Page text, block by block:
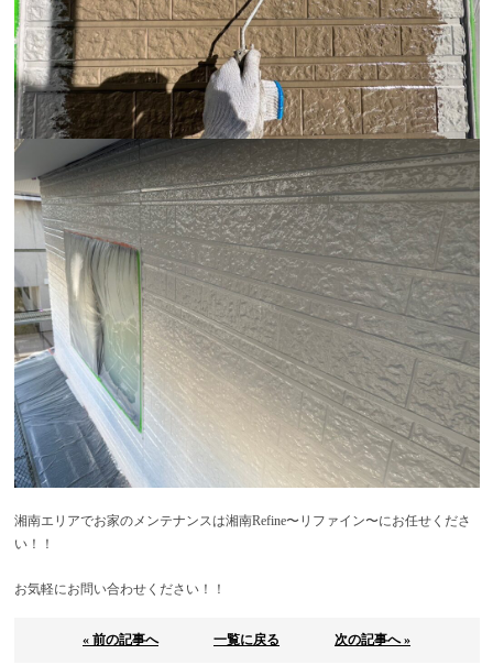
湘南エリアでお家のメンテナンスは湘南Refine〜リファイン〜にお任せくださ
い！！
お気軽にお問い合わせください！！
« 前の記事へ 一覧に戻る 次の記事へ »